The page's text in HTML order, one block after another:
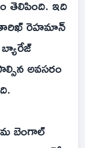
తెలిపింది. ఇది
తారిఖ్ రెహమాన్
అవసరం
బెంగాల్